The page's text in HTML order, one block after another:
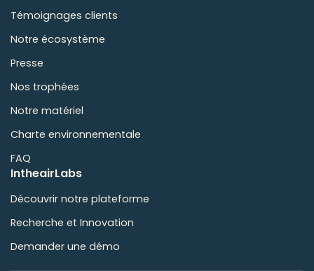
Témoignages clients
Notre écosystème
Presse
Nos trophées
Notre matériel
Charte environnementale
FAQ
IntheairLabs
Découvrir notre plateforme
Recherche et Innovation
Demander une démo